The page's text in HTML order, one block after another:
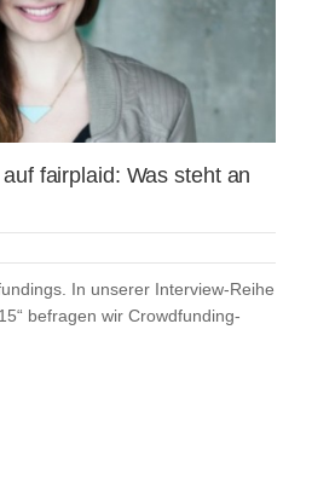
fairplaid: Was steht an
In unserer Interview-Reihe
befragen wir Crowdfunding-